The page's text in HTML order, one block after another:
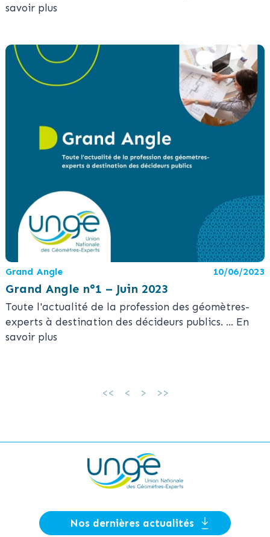
savoir plus
Grand Angle 10/06/2023
Grand Angle n°1 – Juin 2023
Toute l'actualité de la profession des géomètres-
experts à destination des décideurs publics. ... En
savoir plus
Nos dernières actualités